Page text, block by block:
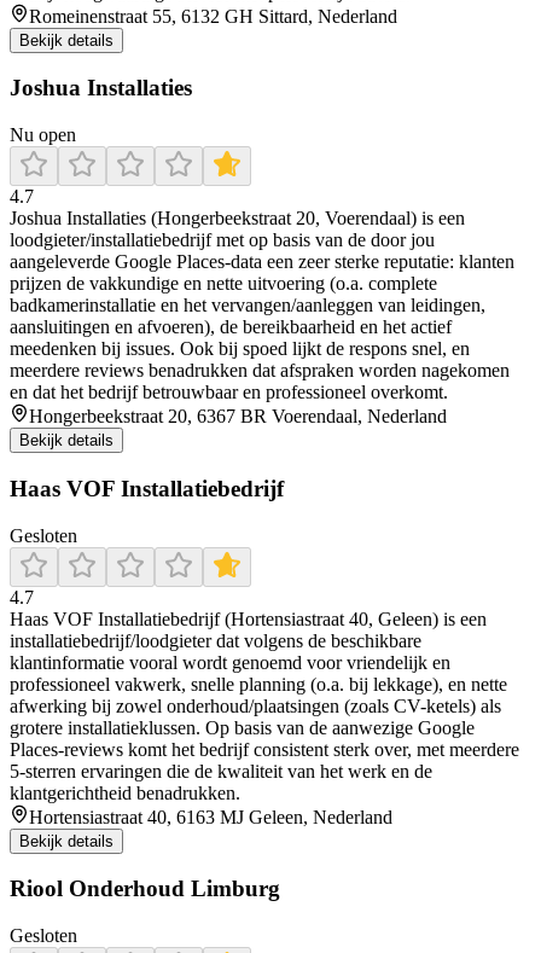
Romeinenstraat 55, 6132 GH Sittard, Nederland
Bekijk details
Joshua Installaties
Nu open
4.7
Joshua Installaties (Hongerbeekstraat 20, Voerendaal) is een
loodgieter/installatiebedrijf met op basis van de door jou
aangeleverde Google Places-data een zeer sterke reputatie: klanten
prijzen de vakkundige en nette uitvoering (o.a. complete
badkamerinstallatie en het vervangen/aanleggen van leidingen,
aansluitingen en afvoeren), de bereikbaarheid en het actief
meedenken bij issues. Ook bij spoed lijkt de respons snel, en
meerdere reviews benadrukken dat afspraken worden nagekomen
en dat het bedrijf betrouwbaar en professioneel overkomt.
Hongerbeekstraat 20, 6367 BR Voerendaal, Nederland
Bekijk details
Haas VOF Installatiebedrijf
Gesloten
4.7
Haas VOF Installatiebedrijf (Hortensiastraat 40, Geleen) is een
installatiebedrijf/loodgieter dat volgens de beschikbare
klantinformatie vooral wordt genoemd voor vriendelijk en
professioneel vakwerk, snelle planning (o.a. bij lekkage), en nette
afwerking bij zowel onderhoud/plaatsingen (zoals CV-ketels) als
grotere installatieklussen. Op basis van de aanwezige Google
Places-reviews komt het bedrijf consistent sterk over, met meerdere
5-sterren ervaringen die de kwaliteit van het werk en de
klantgerichtheid benadrukken.
Hortensiastraat 40, 6163 MJ Geleen, Nederland
Bekijk details
Riool Onderhoud Limburg
Gesloten